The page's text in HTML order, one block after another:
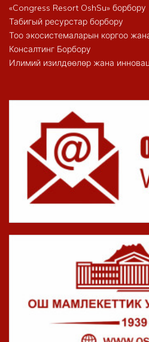
«Congress Resort OshSu» борбору
Табигый ресурстар борбору
Тоо экосистемаларын коргоо
Консалтинг Борбору
Илимий изилдөөлөр жана